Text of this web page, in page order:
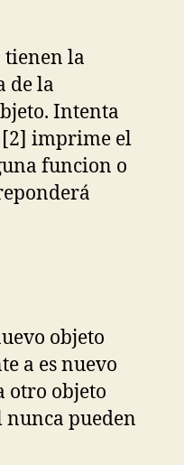
tienen la
de la
Intenta
[2] imprime el
funcion o
objeto
a es nuevo
otro objeto
nunca pueden